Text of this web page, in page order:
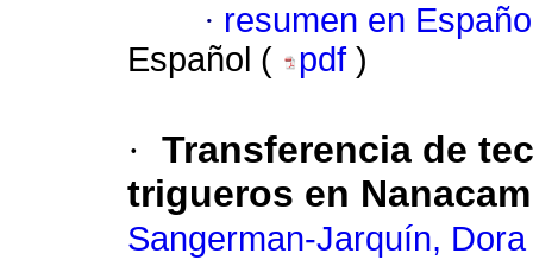
· resumen en
Español (
pdf )
· Transferencia de
trigueros en
Sangerman-Jarquín,